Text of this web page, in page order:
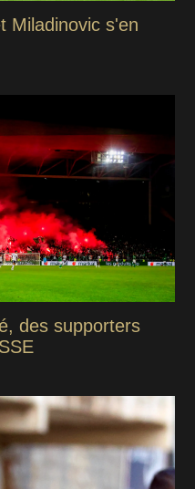
Miladinovic s'en
des supporters